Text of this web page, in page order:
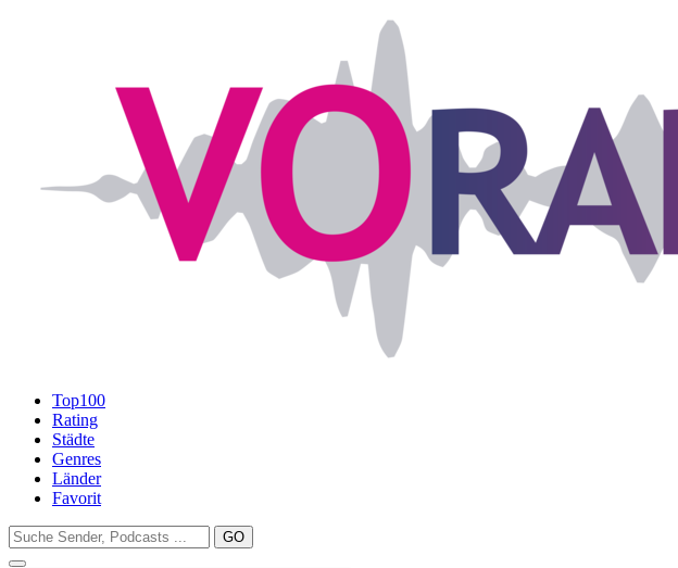
Top100
Rating
Städte
Genres
Länder
Favorit
GO